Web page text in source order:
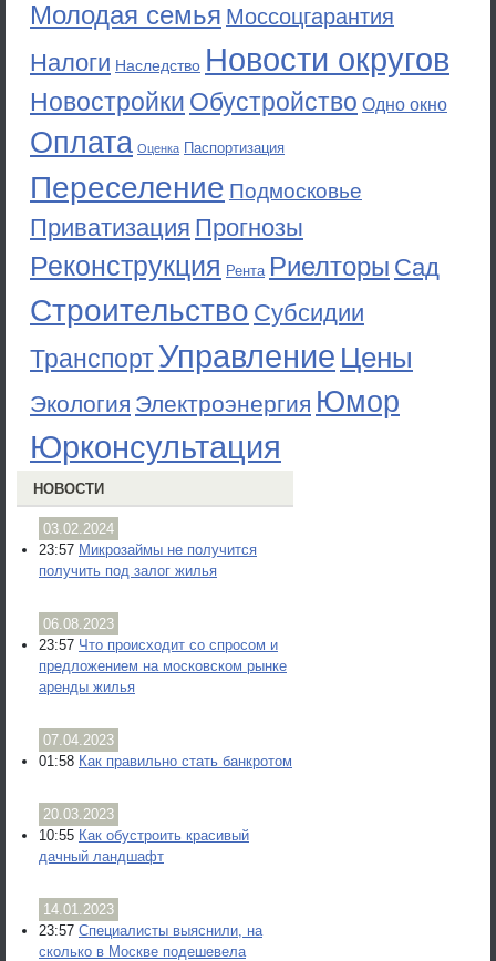
Молодая семья Моссоцгарантия
Налоги Наследство Новости округов
Новостройки Обустройство Одно окно
Оплата Оценка Паспортизация
Переселение Подмосковье
Приватизация Прогнозы
Реконструкция Рента Риелторы Сад
Строительство Субсидии
ТранспортУправление Цены
Экология Электроэнергия Юмор
Юрконсультация
НОВОСТИ
03.02.2024
23:57 Микрозаймы не получится
получить под залог жилья
06.08.2023
23:57 Что происходит со спросом и
предложением на московском рынке
аренды жилья
07.04.2023
01:58 Как правильно стать банкротом
20.03.2023
10:55 Как обустроить красивый
дачный ландшафт
14.01.2023
23:57 Специалисты выяснили, на
сколько в Москве подешевела